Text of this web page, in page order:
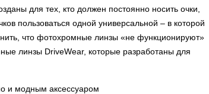
для тех, кто должен постоянно носить очки,
пользоваться одной универсальной – в которой
что фотохромные линзы «не функционируют»
линзы DriveWear, которые разработаны для